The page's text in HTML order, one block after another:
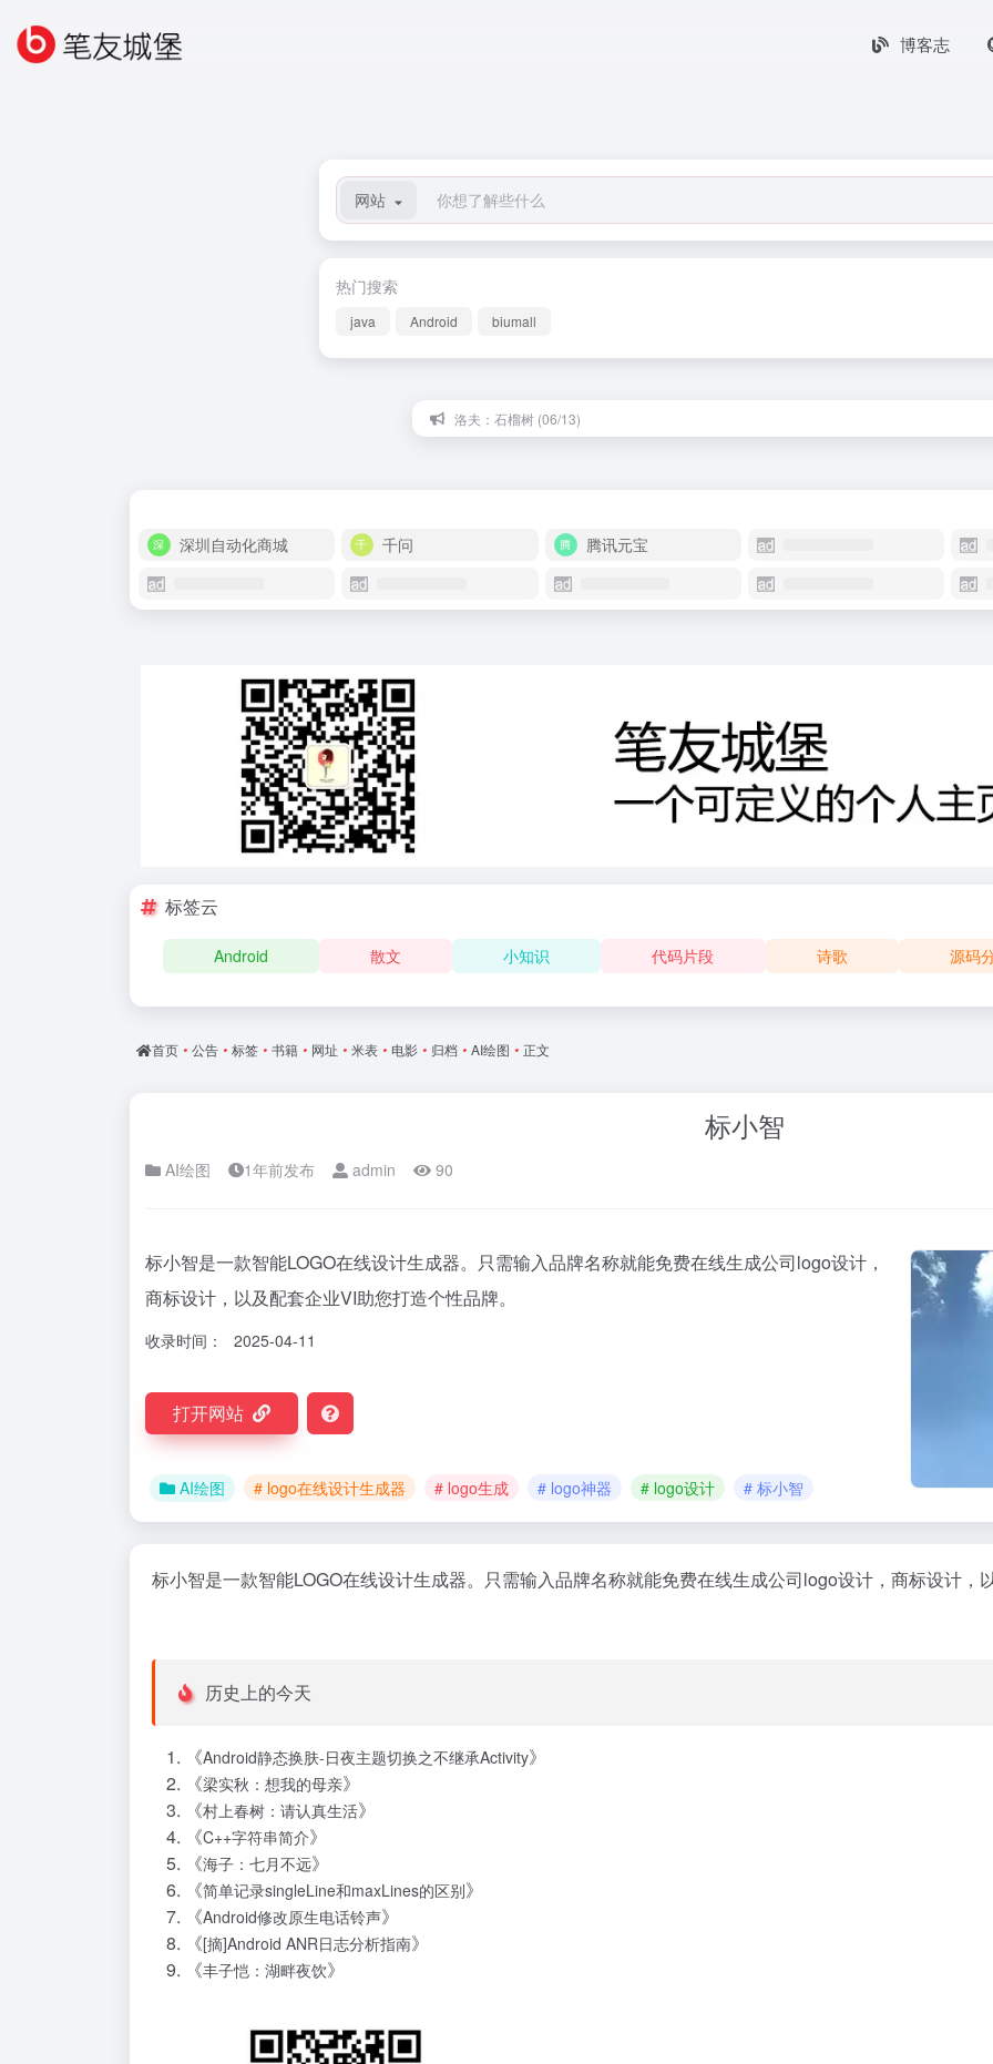
博客志
网站
热门搜索
java Android biumall
洛夫：石榴树 (06/13)
深圳自动化商城 千问 腾讯元宝
标签云
Android 散文 小知识 代码片段 诗歌 源码
首页 • 公告 • 标签 • 书籍 • 网址 • 米表 • 电影 • 归档 • AI绘图 • 正文
标小智
AI绘图 1年前发布 admin 90
标小智是一款智能LOGO在线设计生成器。只需输入品牌名称就能免费在线生成公司logo设计，
商标设计，以及配套企业VI助您打造个性品牌。
收录时间： 2025-04-11
打开网站
AI绘图 # logo在线设计生成器 # logo生成 # logo神器 # logo设计 # 标小智
标小智是一款智能LOGO在线设计生成器。只需输入品牌名称就能免费在线生成公司logo设计，商标设计，
历史上的今天
《Android静态换肤-日夜主题切换之不继承Activity》
《梁实秋：想我的母亲》
《村上春树：请认真生活》
《C++字符串简介》
《海子：七月不远》
《简单记录singleLine和maxLines的区别》
《Android修改原生电话铃声》
《[摘]Android ANR日志分析指南》
《丰子恺：湖畔夜饮》